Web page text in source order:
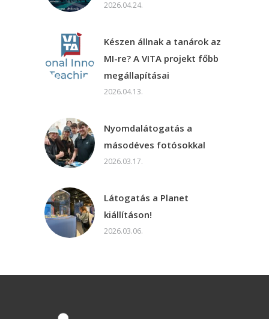
2026.04.24.
Készen állnak a tanárok az
MI-re? A VITA projekt főbb
megállapításai
2026.04.13.
Nyomdalátogatás a
másodéves fotósokkal
2026.03.17.
Látogatás a Planet
kiállításon!
2026.03.06.